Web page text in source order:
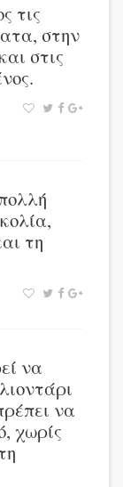
τις
στην
στις
τη
να
να
χωρίς